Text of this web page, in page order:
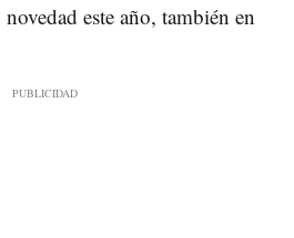
este año, también en